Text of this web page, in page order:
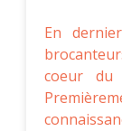
En
coeur du